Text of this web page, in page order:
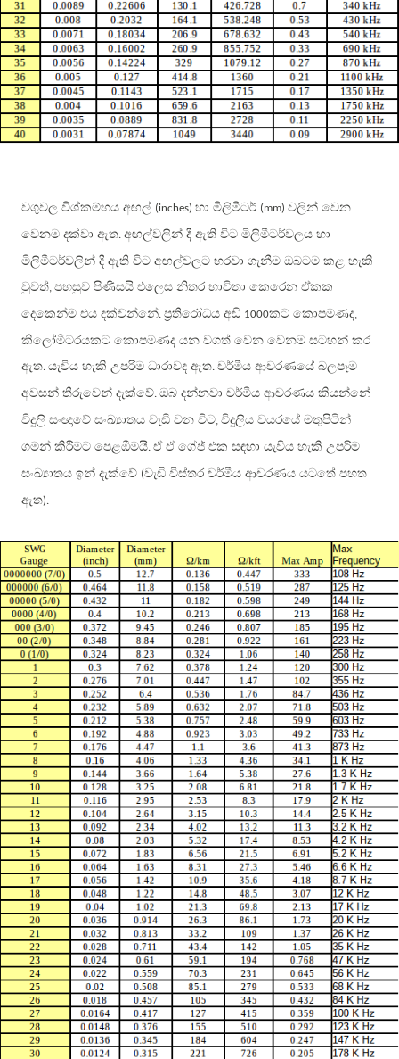
වගුවල විශ්කම්භය අඟල් (inches) හා මිලිමීටර් (mm) වලින් වෙන
වෙනම දක්වා ඇත. අඟල්වලින් දී ඇති විට මිලිමීටර්වලය හා
මිලිමීටර්වලින් දී ඇති විට අඟල්වලට හරවා ගැනීම ඔබටම කළ හැකි
වුවත්, පහසුව පිණිසයි එලෙස නිතර භාවිතා කෙරෙන ඒකක
දෙකෙන්ම එය දක්වන්නේ. ප්‍රතිරෝධය අඩි 1000කට කොපමණද,
කිලෝමීටරයකට කොපමණද යන වගත් වෙන වෙනම සටහන් කර
ඇත. යැවිය හැකි උපරිම ධාරාවද ඇත. චර්මීය ආචරණයේ බලපෑම
අවසන් තීරුවෙන් දැක්වේ. ඔබ දන්නවා චර්මීය ආචරණය කියන්නේ
විදුලි සංඥාවේ සංඛ්‍යාතය වැඩි වන විට, විදුලිය වයරයේ මතුපිටින්
ගමන් කිරීමට පෙළඹීමයි. ඒ ඒ ගේජ් එක සඳහා යැවිය හැකි උපරිම
සංඛ්‍යාතය ඉන් දැක්වේ (වැඩි විස්තර චර්මීය ආචරණය යටතේ පහත
ඇත).